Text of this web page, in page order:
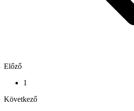
Előző
1
Következő